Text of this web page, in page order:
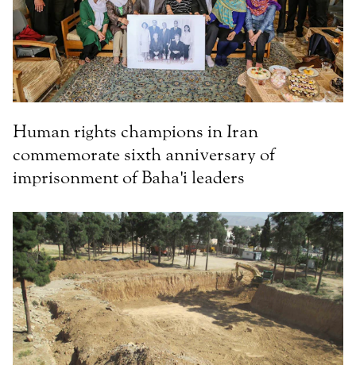
Human rights champions in Iran
commemorate sixth anniversary of
imprisonment of Baha'i leaders